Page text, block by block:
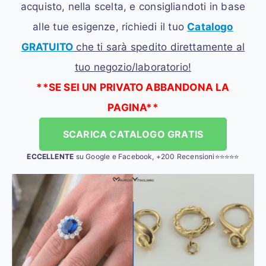
acquisto, nella scelta, e consigliandoti in base
alle tue esigenze, richiedi il tuoCatalogo
GRATUITO che ti sarà spedito direttamente al
tuo negozio/laboratorio!
**SE SEI UN PRIVATO ABBANDONA LA
PAGINA**
SCARICA CATALOGO GRATIS
ECCELLENTE su Google e Facebook, +200 Recensioni⭐⭐⭐⭐⭐